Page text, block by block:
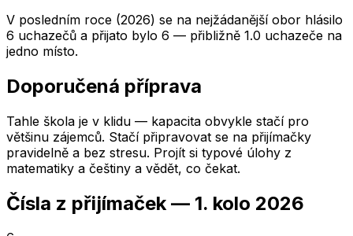
V posledním roce (2026) se na nejžádanější obor hlásilo
6 uchazečů a přijato bylo 6 — přibližně 1.0 uchazeče na
jedno místo.
Doporučená příprava
Tahle škola je v klidu — kapacita obvykle stačí pro
většinu zájemců. Stačí připravovat se na přijímačky
pravidelně a bez stresu. Projít si typové úlohy z
matematiky a češtiny a vědět, co čekat.
Čísla z přijímaček — 1. kolo 2026